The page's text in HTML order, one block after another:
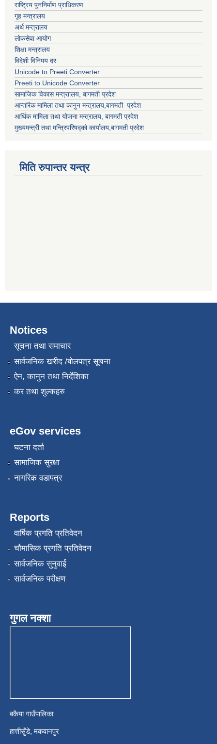
राष्ट्रिय पुननिर्माण प्राधिकरण
गृह मन्त्रालय
अर्थ मन्त्रालय
लोकसेवा आयोग
शिक्षा मन्त्रालय
विदेशी विनिमय दर
Unicode to Preeti Converter
Preeti to Unicode Converter
सामाजिक विकास मन्त्राालय, बागमती प्रदेश
आन्तरिक मामिला तथा कानुन मन्त्रालय,बागमती प्रदेश
आर्थिक मामिला तथा योजना मन्त्रालय, बागमती प्रदेश
मुख्यमन्त्री तथा मन्त्रिपरिषद्को कार्यालय,बागमती प्रदेश
मिति रुपान्तर यन्त्र
Notices
सूचना तथा समाचार
सार्वजनिक खरीद /बोलपत्र सूचना
ऐन, कानुन तथा निर्देशिका
कर तथा शुल्कहरु
eGov services
घटना दर्ता
सामाजिक सुरक्षा
नागरिक वडापत्र
Reports
वार्षिक प्रगति प्रतिवेदन
चौमासिक प्रगति प्रतिवेदन
सार्वजनिक सुनुवाई
सार्वजनिक परीक्षण
गुगल नक्शा
बकैया गाउँपालिका
हात्तीसुँडे, मकवानपुर